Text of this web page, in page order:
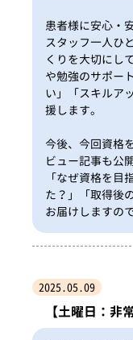
患者様に安心・
スタッフ一人ひ
くりを大切にし
や勉強のサポー
い」「スキルア
援します。
今後、今回資格
ビュー記事も公
「なぜ資格を目
た？」「取得後
お届けしますの
2025.05.09
【土曜日：非